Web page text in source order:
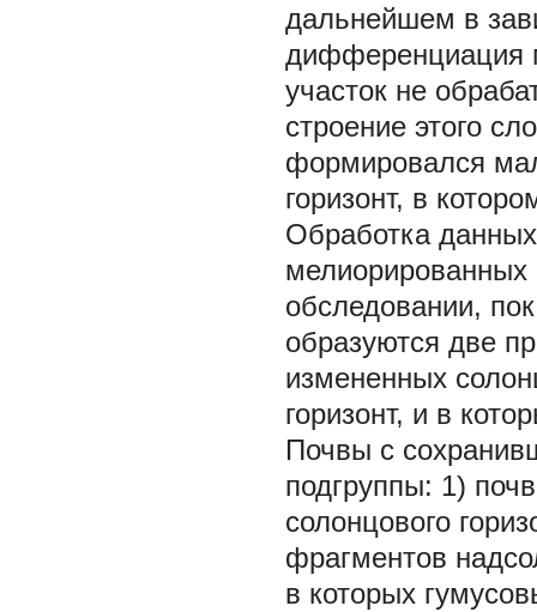
дальнейшем в
дифференциация
участок не
строение этого
формировался
горизонт, в
Обработка
обследовании,
образуются две
измененных
горизонт, и в
Почвы с
подгруппы: 1)
солонцового
фрагментов
в которых